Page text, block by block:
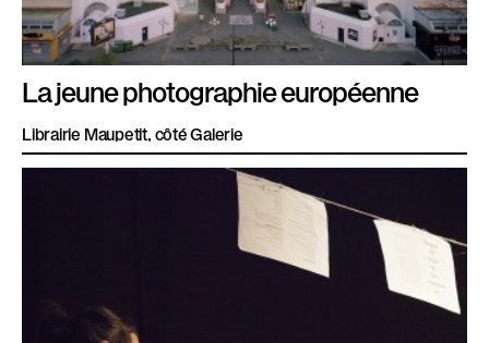
La jeune photographie européenne
Librairie Maupetit, côté Galerie